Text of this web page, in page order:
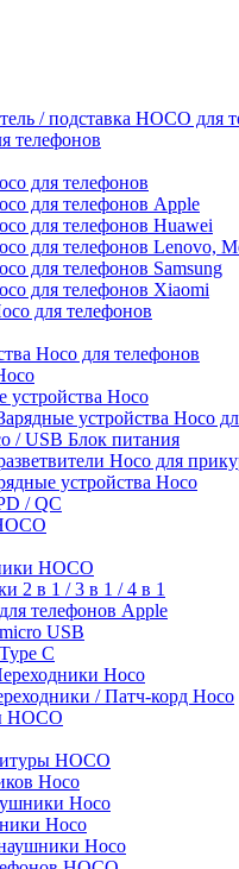
/ подставка HOCO для
телефонов
для телефонов
для телефонов Apple
для телефонов Huawei
для телефонов Lenovo,
для телефонов Samsung
для телефонов Xiaomi
для телефонов
Hoco для телефонов
устройства Hoco
устройства Hoco
/ USB Блок питания
Hoco для
устройства Hoco
/ QC
HOCO
2 в 1 / 3 в 1 / 4 в 1
телефонов Apple
USB
C
Hoco
/ Патч-корд Hoco
HOCO
HOCO
Hoco
Hoco
Hoco
Hoco